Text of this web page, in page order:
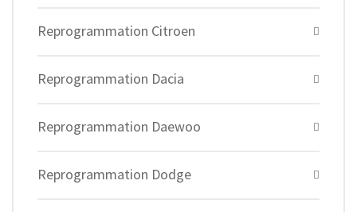
Reprogrammation Citroen
Reprogrammation Dacia
Reprogrammation Daewoo
Reprogrammation Dodge